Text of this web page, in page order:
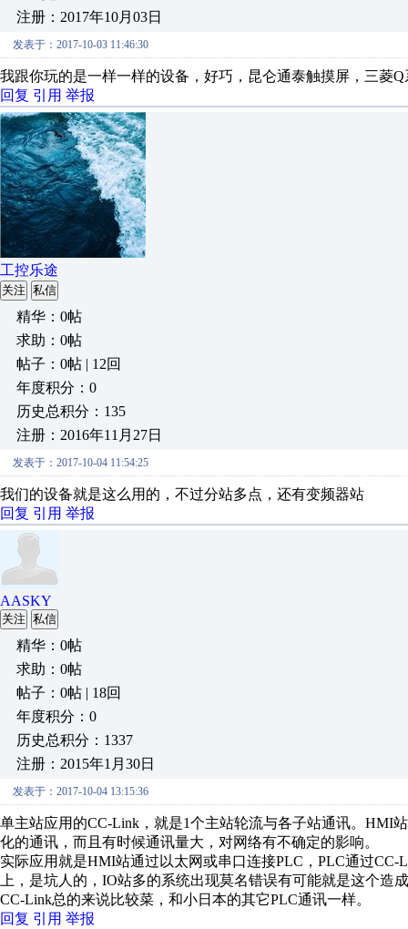
注册：2017年10月03日
发表于：2017-10-03 11:46:30
我跟你玩的是一样一样的设备，好巧，昆仑通泰触摸屏，三菱Q
回复 引用 举报
工控乐途
关注 私信
精华：0帖
求助：0帖
帖子：0帖 | 12回
年度积分：0
历史总积分：135
注册：2016年11月27日
发表于：2017-10-04 11:54:25
我们的设备就是这么用的，不过分站多点，还有变频器站
回复 引用 举报
AASKY
关注 私信
精华：0帖
求助：0帖
帖子：0帖 | 18回
年度积分：0
历史总积分：1337
注册：2015年1月30日
发表于：2017-10-04 13:15:36
单主站应用的CC-Link，就是1个主站轮流与各子站通讯。HMI
化的通讯，而且有时候通讯量大，对网络有不确定的影响。
实际应用就是HMI站通过以太网或串口连接PLC，PLC通过
上，是坑人的，IO站多的系统出现莫名错误有可能就是这个造
CC-Link总的来说比较菜，和小日本的其它PLC通讯一样。
回复 引用 举报